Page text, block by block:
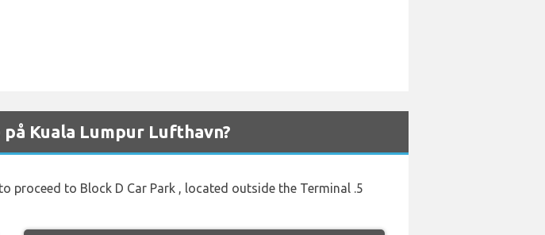
Kuala Lumpur Lufthavn?
proceed to Block D Car Park , located outside the Terminal .5